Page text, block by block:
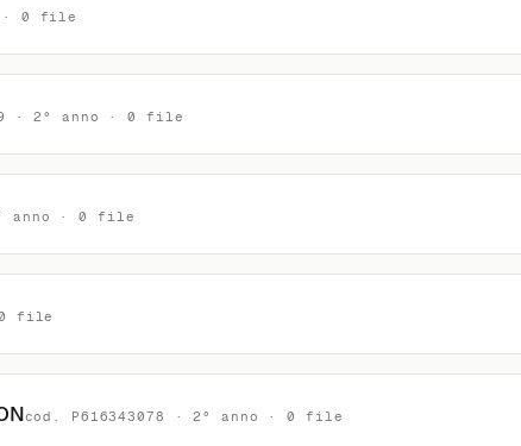
· 0 file
· 2° anno · 0 file
anno · 0 file
0 file
cod. P616343078 · 2° anno · 0 file